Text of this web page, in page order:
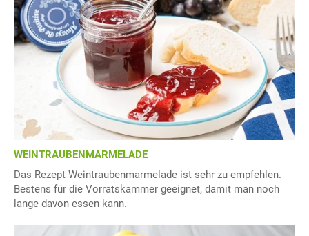
WEINTRAUBENMARMELADE
Das Rezept Weintraubenmarmelade ist sehr zu empfehlen.
Bestens für die Vorratskammer geeignet, damit man noch
lange davon essen kann.